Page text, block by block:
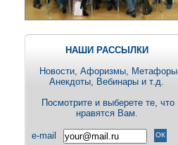
НАШИ РАССЫЛКИ
Новости, Aфоризмы, Метафоры
Анекдоты, Вебинары и т.д.
Посмотрите и выберете те, что
нравятся Вам.
e-mail